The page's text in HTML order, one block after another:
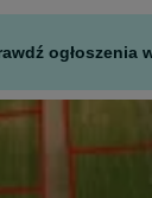
ogłoszenia